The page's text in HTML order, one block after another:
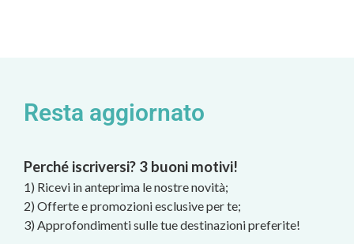
Resta aggiornato
Perché iscriversi? 3 buoni motivi!
1) Ricevi in anteprima le nostre novità;
2) Offerte e promozioni esclusive per te;
3) Approfondimenti sulle tue destinazioni preferite!